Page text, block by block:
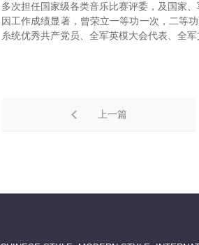
多次担任国家级各类音乐比赛评委，及国家
因工作成绩显著，曾荣立一等功一次，二等
糸统优秀共产党员、全军英模大会代表、全
上一篇